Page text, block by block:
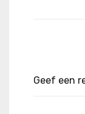
Geef een